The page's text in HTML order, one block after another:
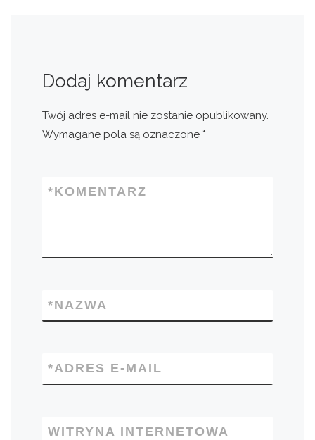
Dodaj komentarz
Twój adres e-mail nie zostanie opublikowany.
Wymagane pola są oznaczone *
KOMENTARZ
*
NAZWA
*
ADRES E-MAIL
*
WITRYNA INTERNETOWA